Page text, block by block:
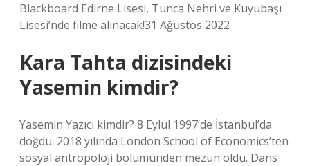
Blackboard Edirne Lisesi, Tunca Nehri ve Kuyubaşı
Lisesi’nde filme alınacak!31 Ağustos 2022
Kara Tahta dizisindeki
Yasemin kimdir?
Yasemin Yazıcı kimdir? 8 Eylül 1997’de İstanbul’da
doğdu. 2018 yılında London School of Economics’ten
sosyal antropoloji bölümünden mezun oldu. Dans